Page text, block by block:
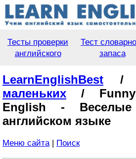
Тесты проверки
английского
Тест
запаса
LearnEnglishBest /
маленьких /
English - Веселые
английском языке
Меню сайта| Поиск